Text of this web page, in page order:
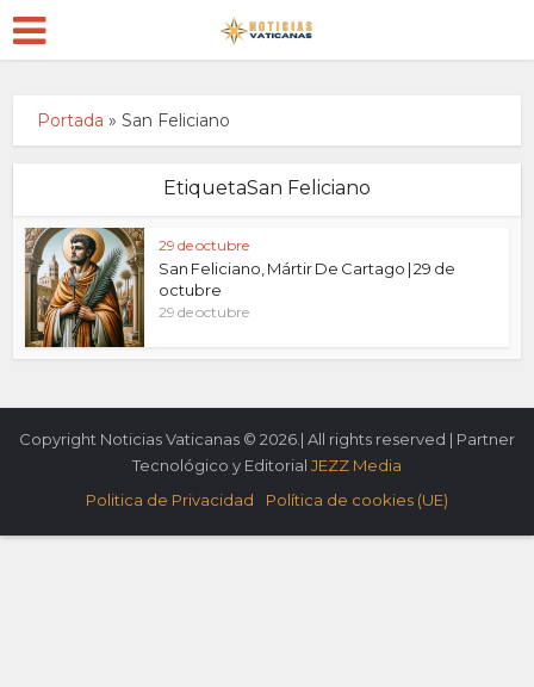
Portada »San Feliciano
EtiquetaSan Feliciano
29 de octubre
San Feliciano, Mártir De Cartago | 29 de
octubre
29 de octubre
Copyright Noticias Vaticanas © 2026.| All rights reserved | Partner
Tecnológico y Editorial JEZZ Media
Politica de Privacidad
Política de cookies (UE)